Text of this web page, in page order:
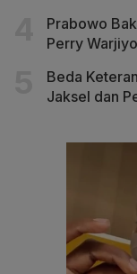
Prabowo
Perry
Beda
Jaksel dan